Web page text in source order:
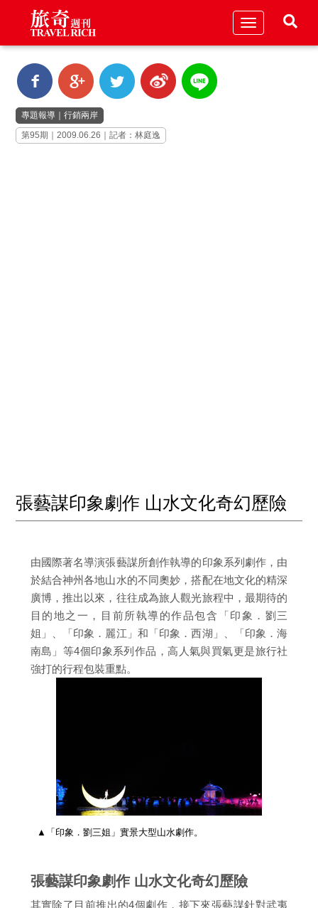
Toggle
專題報導 ｜行銷兩岸
第95期｜2009.06.26｜記者：林庭逸
張藝謀印象劇作 山水文化奇幻歷險
由國際著名導演張藝謀所創作執導的印象系列劇作，由
於結合神州各地山水的不同奧妙，搭配在地文化的精深
廣博，推出以來，往往成為旅人觀光旅程中，最期待的
目的地之一，目前所執導的作品包含「印象．劉三
姐」、「印象．麗江」和「印象．西湖」、「印象．海
南島」等4個印象系列作品，高人氣與買氣更是旅行社
強打的行程包裝重點。
▲「印象．劉三姐」實景大型山水劇作。
張藝謀印象劇作 山水文化奇幻歷險
其實除了目前推出的4個劇作，接下來張藝謀針對武夷